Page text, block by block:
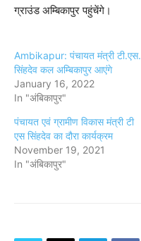
ग्राउंड अम्बिकापुर पहुंचेंगे।
Ambikapur: पंचायत मंत्री टी.एस.
सिंहदेव कल अम्बिकापुर आएंगे
January 16, 2022
In "अंबिकापुर"
पंचायत एवं ग्रामीण विकास मंत्री टी
एस सिंहदेव का दौरा कार्यक्रम
November 19, 2021
In "अंबिकापुर"